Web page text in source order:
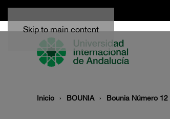
Skip to main content
Inicio BOUNIA Bounia Número 12